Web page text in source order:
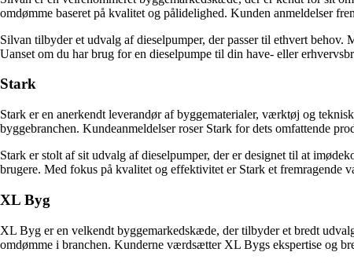
omdømme baseret på kvalitet og pålidelighed. Kunden anmeldelser
Silvan tilbyder et udvalg af dieselpumper, der passer til ethvert
Uanset om du har brug for en dieselpumpe til din have- eller
Stark
Stark er en anerkendt leverandør af byggematerialer, værktøj og
byggebranchen. Kundeanmeldelser roser Stark for dets omfattende
Stark er stolt af sit udvalg af dieselpumper, der er designet til at
brugere. Med fokus på kvalitet og effektivitet er Stark et fremragende
XL Byg
XL Byg er en velkendt byggemarkedskæde, der tilbyder et bredt
omdømme i branchen. Kunderne værdsætter XL Bygs ekspertise og